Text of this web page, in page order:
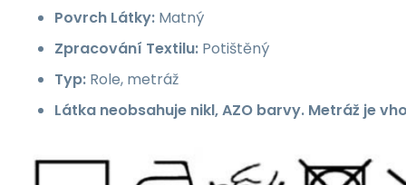
Povrch Látky: Matný
Zpracování Textilu: Potištěný
Typ: Role, metráž
Látka neobsahuje nikl, AZO barvy. Metráž je